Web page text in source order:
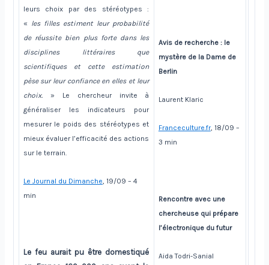
Avis de recherche : le
mystère de la Dame de
Berlin
Laurent Klaric
Franceculture.fr, 18/09 –
3 min
Rencontre avec une
chercheuse qui prépare
l’électronique du futur
Aida Todri-Sanial
leurs choix par des stéréotypes :
« les filles estiment leur probabilité
de réussite bien plus forte dans les
disciplines littéraires que
scientifiques et cette estimation
pèse sur leur confiance en elles et leur
choix. » Le chercheur invite à
généraliser les indicateurs pour
mesurer le poids des stéréotypes et
mieux évaluer l’efficacité des actions
sur le terrain.
Le Journal du Dimanche, 19/09 – 4
min
Le feu aurait pu être domestiqué